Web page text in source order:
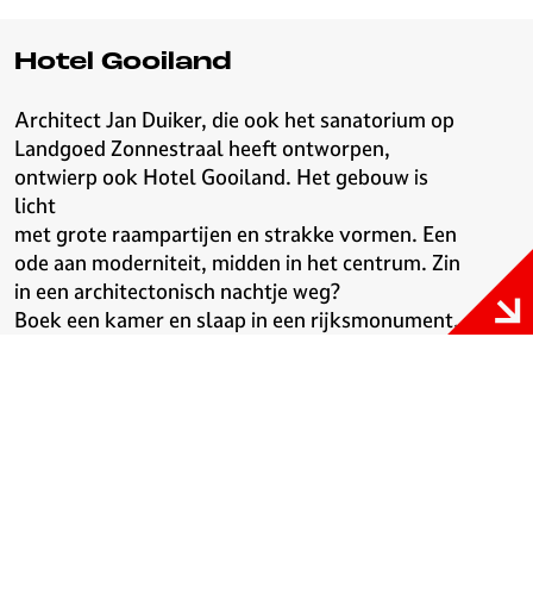
Hotel Gooiland
Architect Jan Duiker, die ook het sanatorium op
Landgoed Zonnestraal heeft ontworpen,
ontwierp ook Hotel Gooiland. Het gebouw is
licht
met grote raampartijen en strakke vormen. Een
ode aan moderniteit, midden in het centrum. Zin
in een architectonisch nachtje weg?
Boek een kamer en slaap in een rijksmonument.